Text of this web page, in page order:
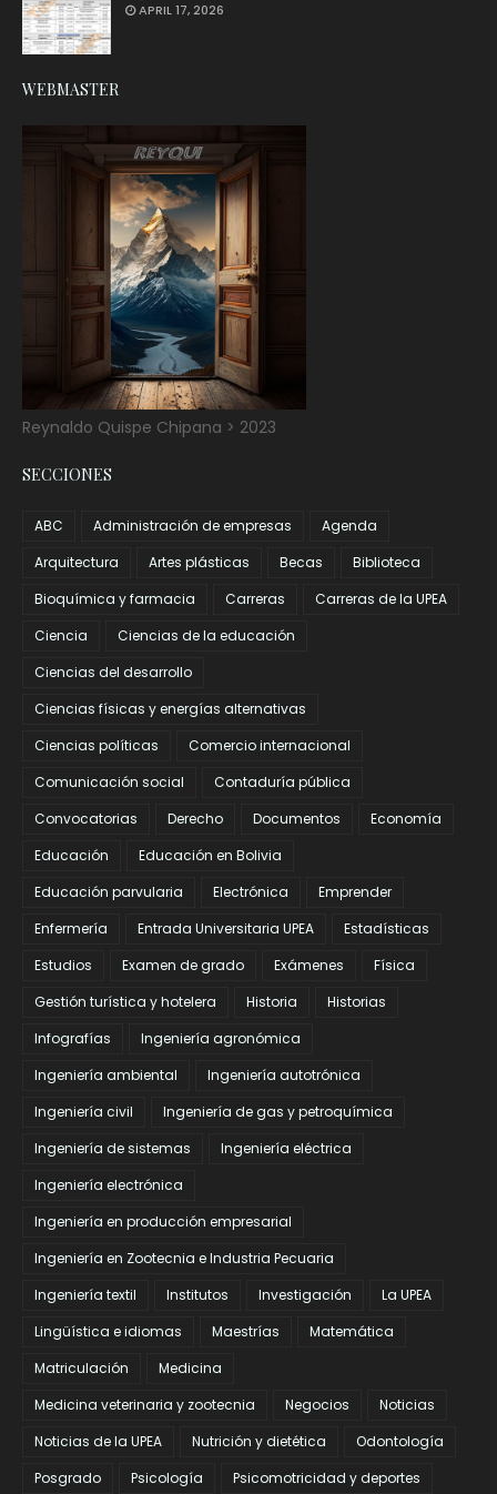
APRIL 17, 2026
WEBMASTER
Reynaldo Quispe Chipana > 2023
SECCIONES
ABC Administración de empresas
Agenda
Arquitectura
Artes plásticas Becas
Biblioteca
Bioquímica y farmacia
Carreras
Carreras de la UPEA
Ciencia
Ciencias de la educación
Ciencias del desarrollo
Ciencias físicas y energías alternativas
Ciencias políticas
Comercio internacional
Comunicación social
Contaduría pública
Convocatorias
Derecho Documentos
Economía
Educación
Educación en Bolivia
Educación parvularia
Electrónica
Emprender
Enfermería
Entrada Universitaria UPEA
Estadísticas
Estudios
Examen de grado Exámenes
Física
Gestión turística y hotelera
Historia
Historias
Infografías
Ingeniería agronómica
Ingeniería ambiental
Ingeniería autotrónica
Ingeniería civil
Ingeniería de gas y petroquímica
Ingeniería de sistemas
Ingeniería eléctrica
Ingeniería electrónica
Ingeniería en producción empresarial
Ingeniería en Zootecnia e Industria Pecuaria
Ingeniería textil
Institutos Investigación
La UPEA
Lingüística e idiomas
Maestrías
Matemática
Matriculación
Medicina
Medicina veterinaria y zootecnia
Negocios
Noticias
Noticias de la UPEA
Nutrición y dietética
Odontología
Posgrado
Psicología Psicomotricidad y deportes